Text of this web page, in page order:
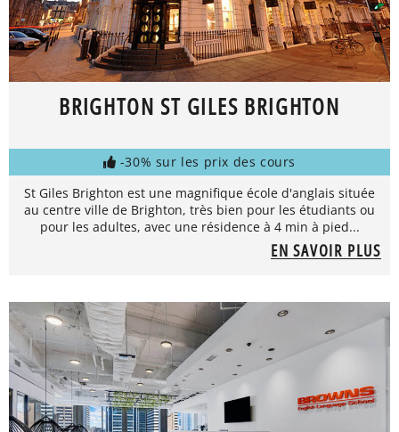
BRIGHTON ST GILES BRIGHTON
-30% sur les prix des cours
St Giles Brighton est une magnifique école d'anglais située
au centre ville de Brighton, très bien pour les étudiants ou
pour les adultes, avec une résidence à 4 min à pied...
EN SAVOIR PLUS